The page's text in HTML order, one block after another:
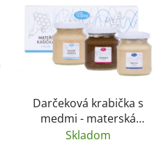
Darčeková krabička s
medmi - materská
kašička, guarana a
Skladom